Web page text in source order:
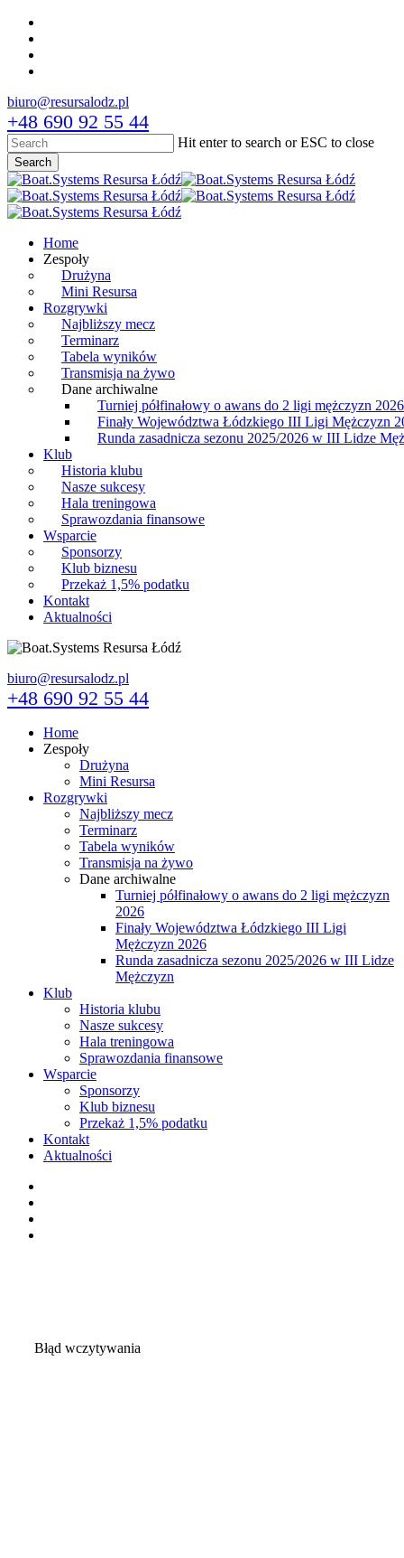
Skip
main
content
biuro@resursalodz.pl
+48 690 92 55 44
Hit enter to search or ESC to close
Search
Close
Search
Menu
Home
Zespoły
Drużyna
Mini Resursa
Rozgrywki
Najbliższy mecz
Terminarz
Tabela wyników
Transmisja na żywo
Dane archiwalne
Turniej półfinałowy o awans do 2 ligi mężczyzn 2026
Finały Województwa Łódzkiego III Ligi Mężczyzn
Runda zasadnicza sezonu 2025/2026 w III Lidze
Klub
Historia klubu
Nasze sukcesy
Hala treningowa
Sprawozdania finansowe
Wsparcie
Sponsorzy
Klub biznesu
Przekaż 1,5% podatku
Kontakt
Aktualności
biuro@resursalodz.pl
+48 690 92 55 44
Home
Zespoły
Drużyna
Mini Resursa
Rozgrywki
Najbliższy mecz
Terminarz
Tabela wyników
Transmisja na żywo
Dane archiwalne
Turniej półfinałowy o awans do 2 ligi mężczyzn
2026
Finały Województwa Łódzkiego III Ligi
Mężczyzn 2026
Runda zasadnicza sezonu 2025/2026 w III Lidze
Mężczyzn
Klub
Historia klubu
Nasze sukcesy
Hala treningowa
Sprawozdania finansowe
Wsparcie
Sponsorzy
Klub biznesu
Przekaż 1,5% podatku
Kontakt
Aktualności
Błąd wczytywania